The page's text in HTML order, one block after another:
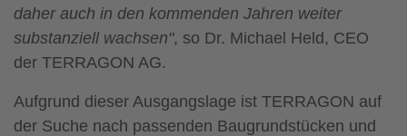
daher auch in den kommenden Jahren weiter
substanziell wachsen", so Dr. Michael Held, CEO
der TERRAGON AG.
Aufgrund dieser Ausgangslage ist TERRAGON auf
der Suche nach passenden Baugrundstücken und